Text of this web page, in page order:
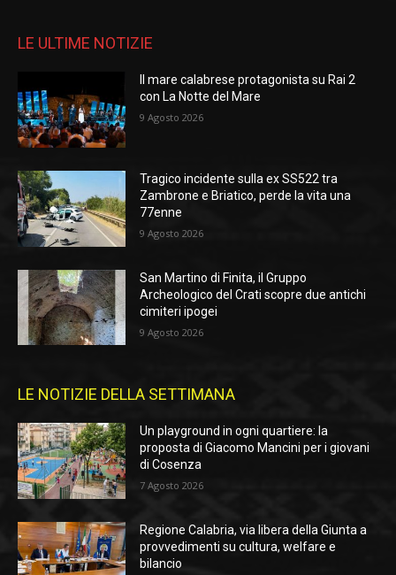
LE ULTIME NOTIZIE
Il mare calabrese protagonista su Rai 2
con La Notte del Mare
9 Agosto 2026
Tragico incidente sulla ex SS522 tra
Zambrone e Briatico, perde la vita una
77enne
9 Agosto 2026
San Martino di Finita, il Gruppo
Archeologico del Crati scopre due antichi
cimiteri ipogei
9 Agosto 2026
LE NOTIZIE DELLA SETTIMANA
Un playground in ogni quartiere: la
proposta di Giacomo Mancini per i giovani
di Cosenza
7 Agosto 2026
Regione Calabria, via libera della Giunta a
provvedimenti su cultura, welfare e
bilancio